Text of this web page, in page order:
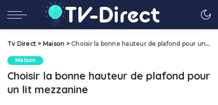
Tv Direct > Maison > Choisir la bonne hauteur de plafond pour un lit mezzanine
Maison
Choisir la bonne hauteur de plafond pour
un lit mezzanine